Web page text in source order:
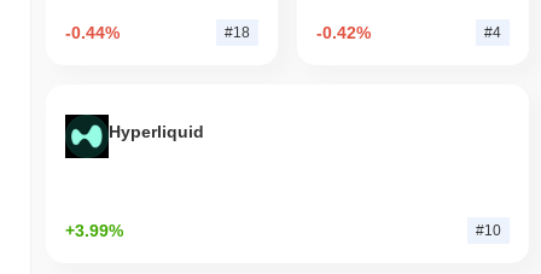
-0.44% #18 -0.42% #4
Hyperliquid
+3.99% #10